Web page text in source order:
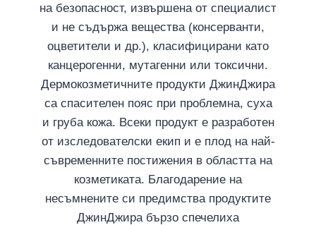
на безопасност, извършена от специалист
и не съдържа вещества (консерванти,
оцветители и др.), класифицирани като
канцерогенни, мутагенни или токсични.
Дермокозметичните продукти ДжинДжира
са спасителен пояс при проблемна, суха
и груба кожа. Всеки продукт е разработен
от изследователски екип и е плод на най-
съвременните постижения в областта на
козметиката. Благодарение на
несъмнените си предимства продуктите
ДжинДжира бързо спечелиха